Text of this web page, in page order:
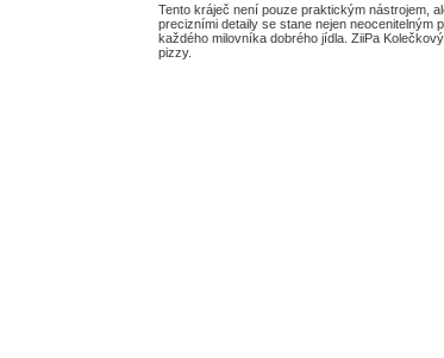
Tento kráječ není pouze praktickým nástrojem,
precizními detaily se stane nejen
každého milovníka dobrého jídla. ZiiPa
pizzy.